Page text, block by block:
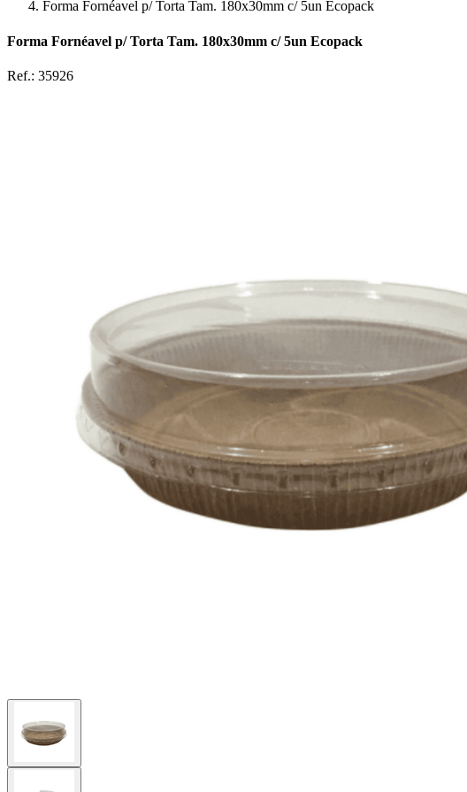
Forma Fornéavel p/ Torta Tam. 180x30mm c/ 5un Ecopack
Forma Fornéavel p/ Torta Tam. 180x30mm c/ 5un Ecopack
Ref.: 35926